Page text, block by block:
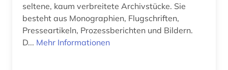
europäische geschichte (1)
europäische kultur (1)
seltene, kaum verbreitete Archivstücke. Sie
besteht aus Monographien, Flugschriften,
Presseartikeln, Prozessberichten und Bildern.
D... Mehr Informationen